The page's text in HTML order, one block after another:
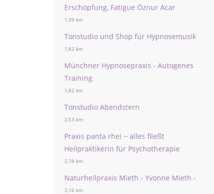
Erschöpfung, Fatigue Öznur Acar
1,39 km
Tonstudio und Shop für Hypnosemusik
1,82 km
Münchner Hypnosepraxis - Autogenes
Training
1,82 km
Tonstudio Abendstern
2,53 km
Praxis panta rhei ~ alles fließt
Heilpraktikerin für Psychotherapie
2,78 km
Naturheilpraxis Mieth - Yvonne Mieth -
3,16 km